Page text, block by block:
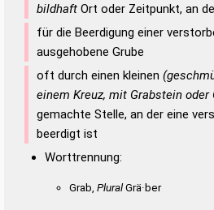
bildhaft Ort oder Zeitpunkt, an
für die Beerdigung einer
ausgehobene Grube
oft durch einen kleinen
einem Kreuz, mit Grabstein oder
gemachte Stelle, an der eine
beerdigt ist
Worttrennung:
Grab, PluralGrä·ber